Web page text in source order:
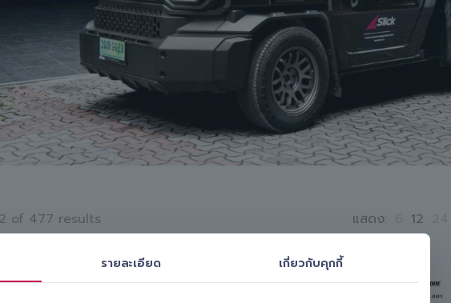
of 477 results แสดง: 12
รายละเอียด เกี่ยวกับคุกกี้